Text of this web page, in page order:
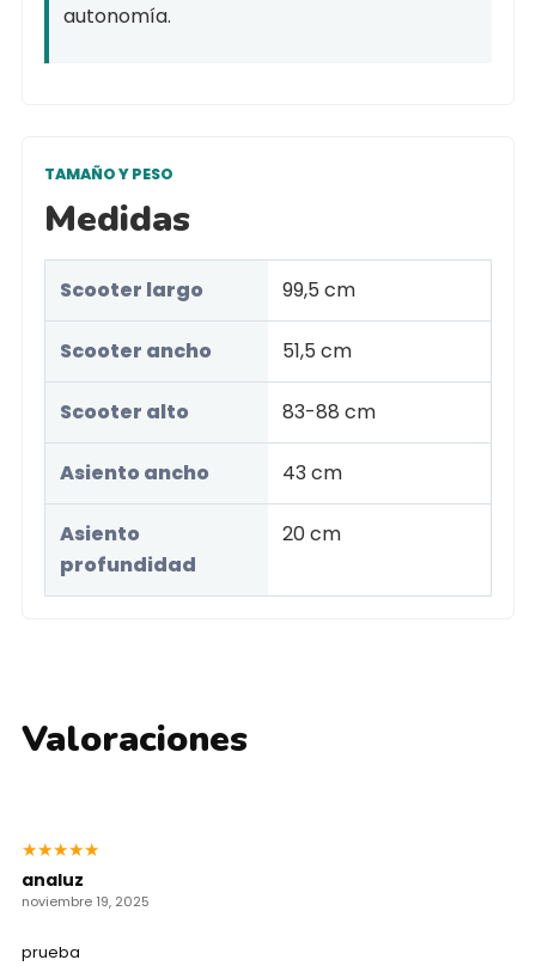
autonomía.
TAMAÑO Y PESO
Medidas
Scooter largo 99,5 cm
Scooter ancho 51,5 cm
Scooter alto 83-88 cm
Asiento ancho 43 cm
Asiento
profundidad
20 cm
Valoraciones
★★★★★
analuz
noviembre 19, 2025
prueba